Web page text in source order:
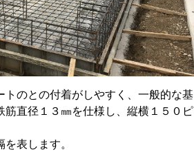
トのとの付着がしやすく、一般的な基
筋直径１３㎜を仕様し、縦横１５０ピ
表します。